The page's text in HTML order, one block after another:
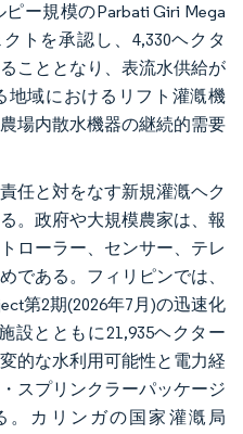
ー規模のParbati Giri Mega
トを承認し、4,330ヘクタ
こととなり、表流水供給が
地域におけるリフト灌漑機
場内散水機器の継続的需要
任と対をなす新規灌漑ヘク
。政府や大規模農家は、報
ローラー、センサー、テレ
である。フィリピンでは、
第2期(2026年7月)の迅速化
設とともに21,935ヘクター
的な水利用可能性と電力経
スプリンクラーパッケージ
。カリンガの国家灌漑局